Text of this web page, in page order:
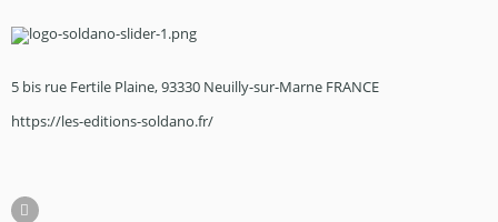
5 bis rue Fertile Plaine, 93330 Neuilly-sur-Marne FRANCE
https://les-editions-soldano.fr/